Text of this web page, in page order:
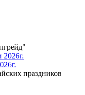
праздников